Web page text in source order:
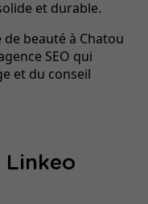
et durable.
beauté à Chatou
SEO qui
et du conseil
Linkeo